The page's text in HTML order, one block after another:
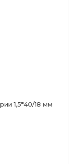
1,5*40/18 мм